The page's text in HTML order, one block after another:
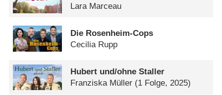
Lara Marceau
Die Rosenheim-Cops
Cecilia Rupp
Hubert und/​ohne Staller
Franziska Müller (1 Folge, 2025)